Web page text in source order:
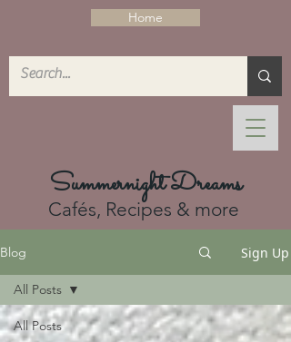
Home
Summernight Dreams
Cafés, Recipes & more
Blog Sign Up
All Posts
All Posts